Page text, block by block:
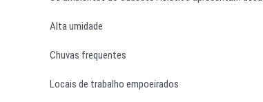
Alta umidade
Chuvas frequentes
Locais de trabalho empoeirados